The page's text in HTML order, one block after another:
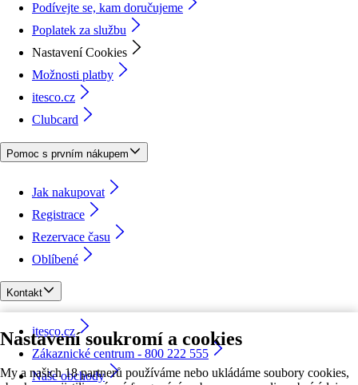
Nastavení soukromí a cookies
My a našich 18 partnerů používáme nebo ukládáme soubory cookies,
Podívejte se, kam doručujeme
Poplatek za službu
Nastavení Cookies
Možnosti platby
itesco.cz
Clubcard
Pomoc s prvním nákupem
Jak nakupovat
Registrace
Rezervace času
Oblíbené
Kontakt
itesco.cz
Zákaznické centrum - 800 222 555
Naše obchody